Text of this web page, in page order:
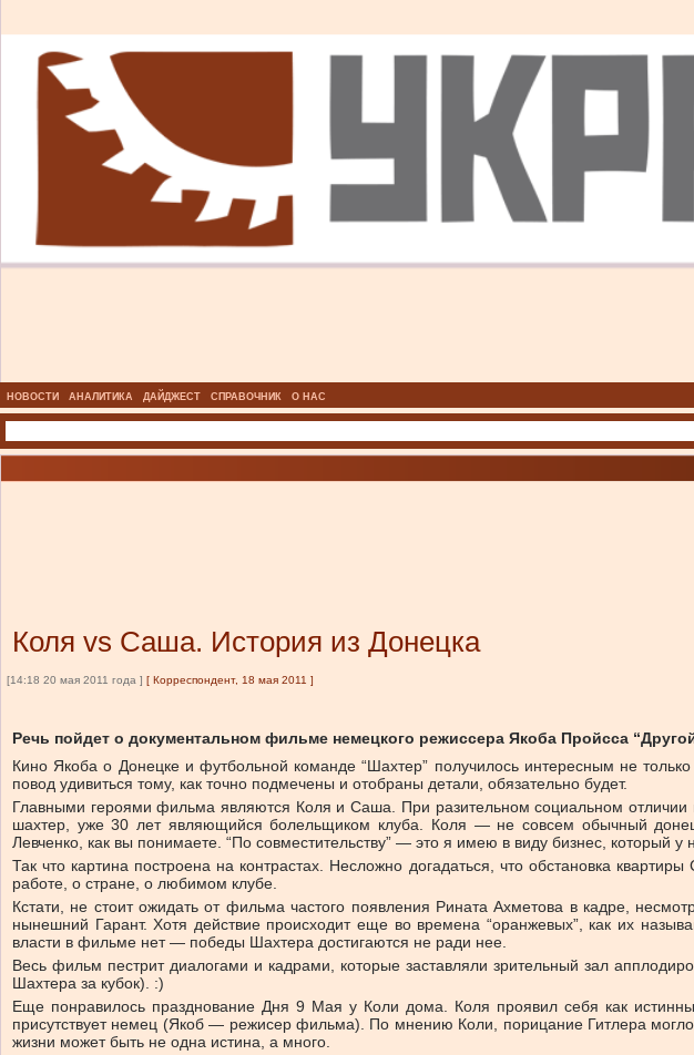
НОВОСТИ АНАЛИТИКА ДАЙДЖЕСТ СПРАВОЧНИК О НАС
Коля vs Саша. История из Донецка
[14:18 20 мая 2011 года ] [ Корреспондент, 18 мая 2011 ]
Речь пойдет о документальном фильме немецкого режиссера Якоба Пройсса
Кино Якоба о Донецке и футбольной команде “Шахтер” получилось интересным не
повод удивиться тому, как точно подмечены и отобраны детали, обязательно будет.
Главными героями фильма являются Коля и Саша. При разительном социальном
шахтер, уже 30 лет являющийся болельщиком клуба. Коля — не совсем обычный
Левченко, как вы понимаете. “По совместительству” — это я имею в виду бизнес, который
Так что картина построена на контрастах. Несложно догадаться, что обстановка
работе, о стране, о любимом клубе.
Кстати, не стоит ожидать от фильма частого появления Рината Ахметова в кадре,
нынешний Гарант. Хотя действие происходит еще во времена “оранжевых”, как их
власти в фильме нет — победы Шахтера достигаются не ради нее.
Весь фильм пестрит диалогами и кадрами, которые заставляли зрительный зал
Шахтера за кубок). :)
Еще понравилось празднование Дня 9 Мая у Коли дома. Коля проявил себя как
присутствует немец (Якоб — режисер фильма). По мнению Коли, порицание Гитлера
жизни может быть не одна истина, а много.